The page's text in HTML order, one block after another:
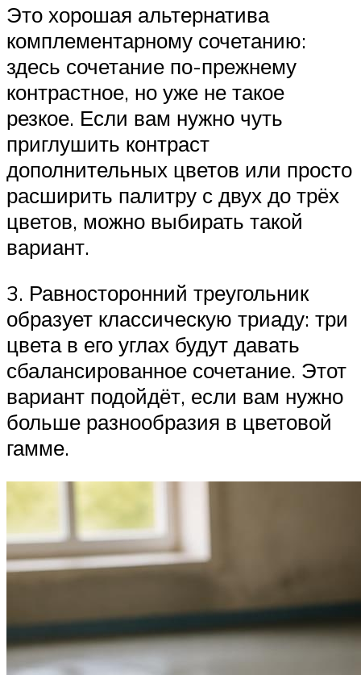
Это хорошая альтернатива
комплементарному сочетанию:
здесь сочетание по-прежнему
контрастное, но уже не такое
резкое. Если вам нужно чуть
приглушить контраст
дополнительных цветов или просто
расширить палитру с двух до трёх
цветов, можно выбирать такой
вариант.
3. Равносторонний треугольник
образует классическую триаду: три
цвета в его углах будут давать
сбалансированное сочетание. Этот
вариант подойдёт, если вам нужно
больше разнообразия в цветовой
гамме.